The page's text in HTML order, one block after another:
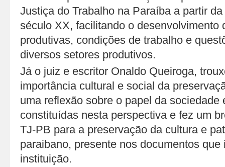
Justiça do Trabalho na Paraíba a partir
século XX, facilitando o desenvolvimento
produtivas, condições de trabalho e
diversos setores produtivos.
Já o juiz e escritor Onaldo Queiroga,
importância cultural e social da
uma reflexão sobre o papel da sociedade
constituídas nesta perspectiva e fez um
TJ-PB para a preservação da cultura e
paraibano, presente nos documentos
instituição.